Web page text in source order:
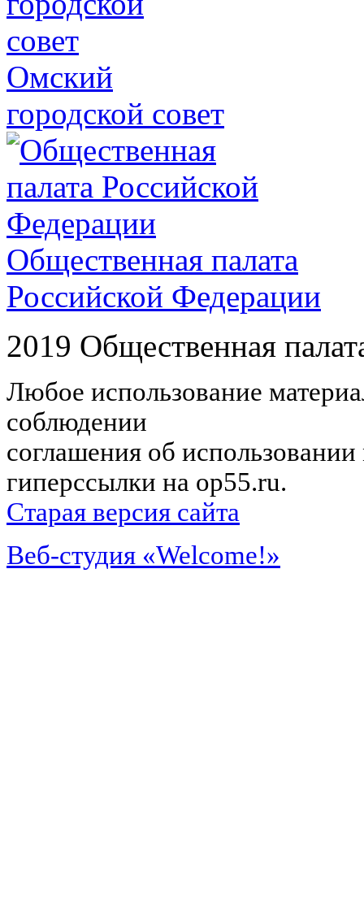
Омский
городской совет
Общественная палата
Российской Федерации
2019 Общественная
Любое использование
соблюдении
соглашения об
гиперссылки на op55.ru.
Старая версия сайта
Веб-студия «Welcome!»